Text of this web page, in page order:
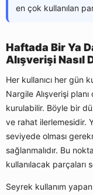
en çok kullanılan
Haftada Bir Ya
Alışverişi Nasıl
Her kullanıcı her gün
Nargile Alışverişi
kurulabilir. Böyle bir
ve rahat ilerlemesidir.
seviyede olması
sağlanmalıdır. Bu
kullanılacak parçaları
Seyrek kullanım